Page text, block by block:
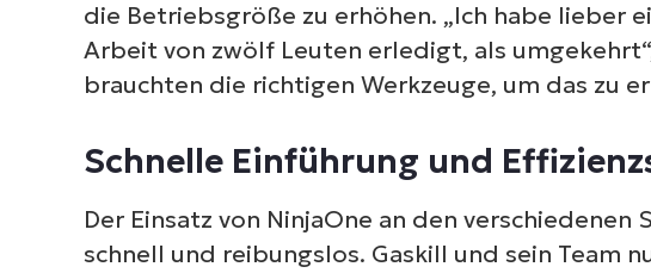
die Betriebsgröße zu erhöhen. „Ich habe lieber
Arbeit von zwölf Leuten erledigt, als
brauchten die richtigen Werkzeuge, um das zu
Schnelle Einführung und
Der Einsatz von NinjaOne an den
schnell und reibungslos. Gaskill und sein Team